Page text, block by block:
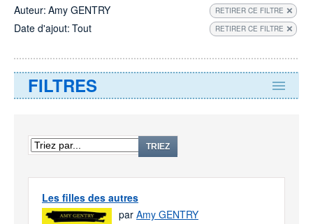
Auteur: Amy GENTRY RETIRER CE FILTRE
Date d'ajout: Tout RETIRER CE FILTRE
FILTRES
TRIEZ
Les filles des autres
par Amy GENTRY